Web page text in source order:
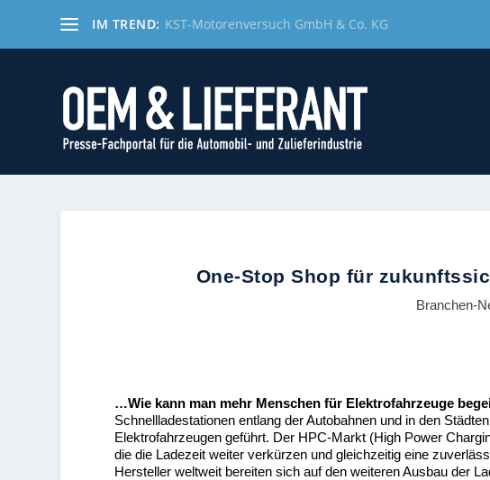
IM TREND: KST-Motorenversuch GmbH & Co. KG
One-Stop Shop für
Branchen-
…Wie kann man mehr Menschen für Elektrofahrzeuge
Schnellladestationen entlang der Autobahnen und in den
Elektrofahrzeugen geführt. Der HPC-Markt (High Power
die die Ladezeit weiter verkürzen und gleichzeitig eine
Hersteller weltweit bereiten sich auf den weiteren Ausbau der